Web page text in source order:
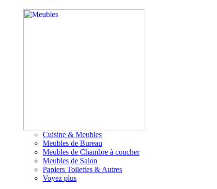
Cuisine & Meubles
Meubles de Bureau
Meubles de Chambre à coucher
Meubles de Salon
Papiers Toilettes & Autres
Voyez plus